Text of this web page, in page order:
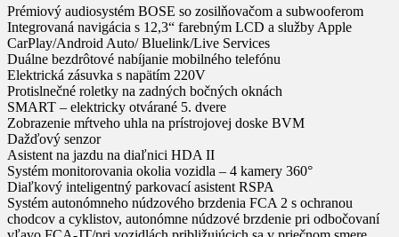
Prémiový audiosystém BOSE so zosilňovačom a subwooferom
Integrovaná navigácia s 12,3“ farebným LCD a služby Apple
CarPlay/Android Auto/ Bluelink/Live Services
Duálne bezdrôtové nabíjanie mobilného telefónu
Elektrická zásuvka s napätím 220V
Protislnečné roletky na zadných bočných oknách
SMART – elektricky otvárané 5. dvere
Zobrazenie mŕtveho uhla na prístrojovej doske BVM
Dažďový senzor
Asistent na jazdu na diaľnici HDA II
Systém monitorovania okolia vozidla – 4 kamery 360°
Diaľkový inteligentný parkovací asistent RSPA
Systém autonómneho núdzového brzdenia FCA 2 s ochranou
chodcov a cyklistov, autonómne núdzové brzdenie pri odbočovaní